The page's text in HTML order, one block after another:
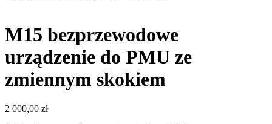
M15 bezprzewodowe
urządzenie do PMU ze
zmiennym skokiem
2 000,00 zł